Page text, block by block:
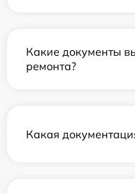
Какие документы
ремонта?
Какая